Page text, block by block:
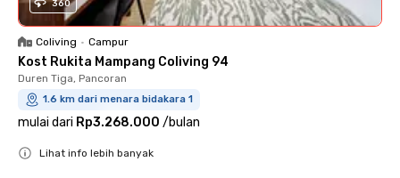
360
Coliving • Campur
Kost Rukita Mampang Coliving 94
Duren Tiga, Pancoran
1.6 km dari menara bidakara 1
mulai dari Rp3.268.000 /bulan
Lihat info lebih banyak